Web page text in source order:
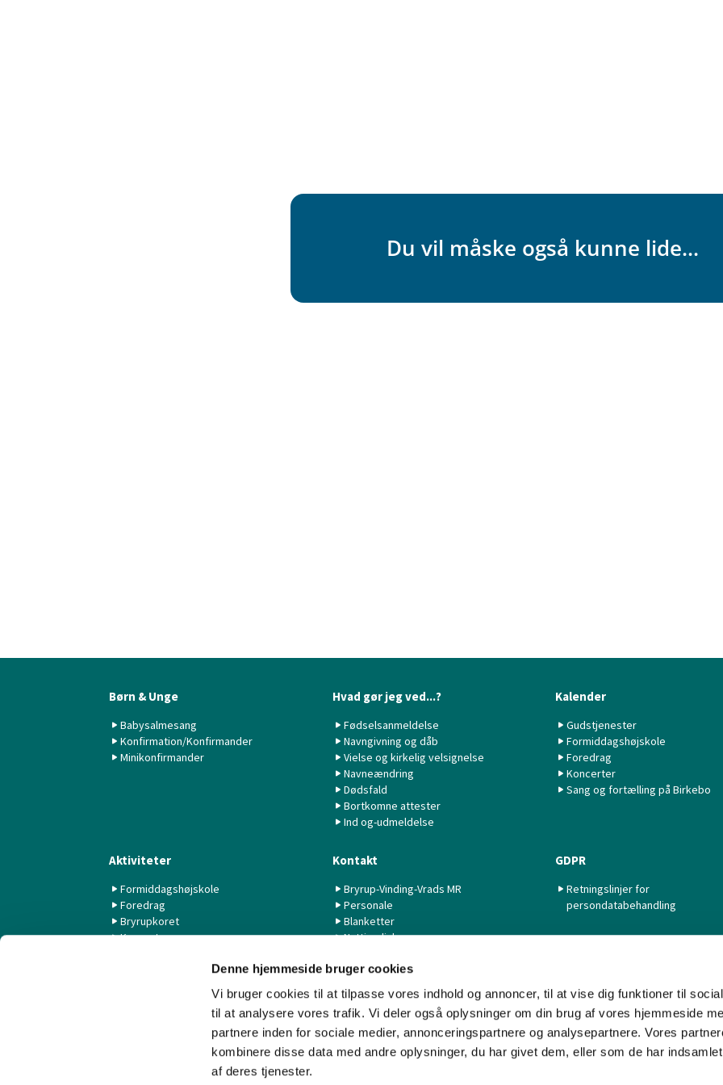
Denne hjemmeside bruger cookies
Vi bruger cookies til at tilpasse vores indhold og annoncer, til at vise dig funktioner til
til at analysere vores trafik. Vi deler også oplysninger om din brug af vores hjemmeside
partnere inden for sociale medier, annonceringspartnere og analysepartnere. Vores
kombinere disse data med andre oplysninger, du har givet dem, eller som de har
af deres tjenester.
Du vil måske også kunne lide...
Børn & Unge
Babysalmesang
Konfirmation/Konfirmander
Minikonfirmander
Hvad gør jeg ved...?
Fødselsanmeldelse
Navngivning og dåb
Vielse og kirkelig velsignelse
Navneændring
Dødsfald
Bortkomne attester
Ind og-udmeldelse
Kalender
Gudstjenester
Formiddagshøjskole
Foredrag
Koncerter
Sang og fortælling på Birkebo
Aktiviteter
Formiddagshøjskole
Foredrag
Bryrupkoret
Koncerter
Livestream fra Aarhus Universitet
Kontakt
Bryrup-Vinding-Vrads MR
Personale
Blanketter
Nyttige links
GDPR
Retningslinjer for
persondatabehandling
Kontakt Cookiepolitik Imprint Tilgængelighedserklæring